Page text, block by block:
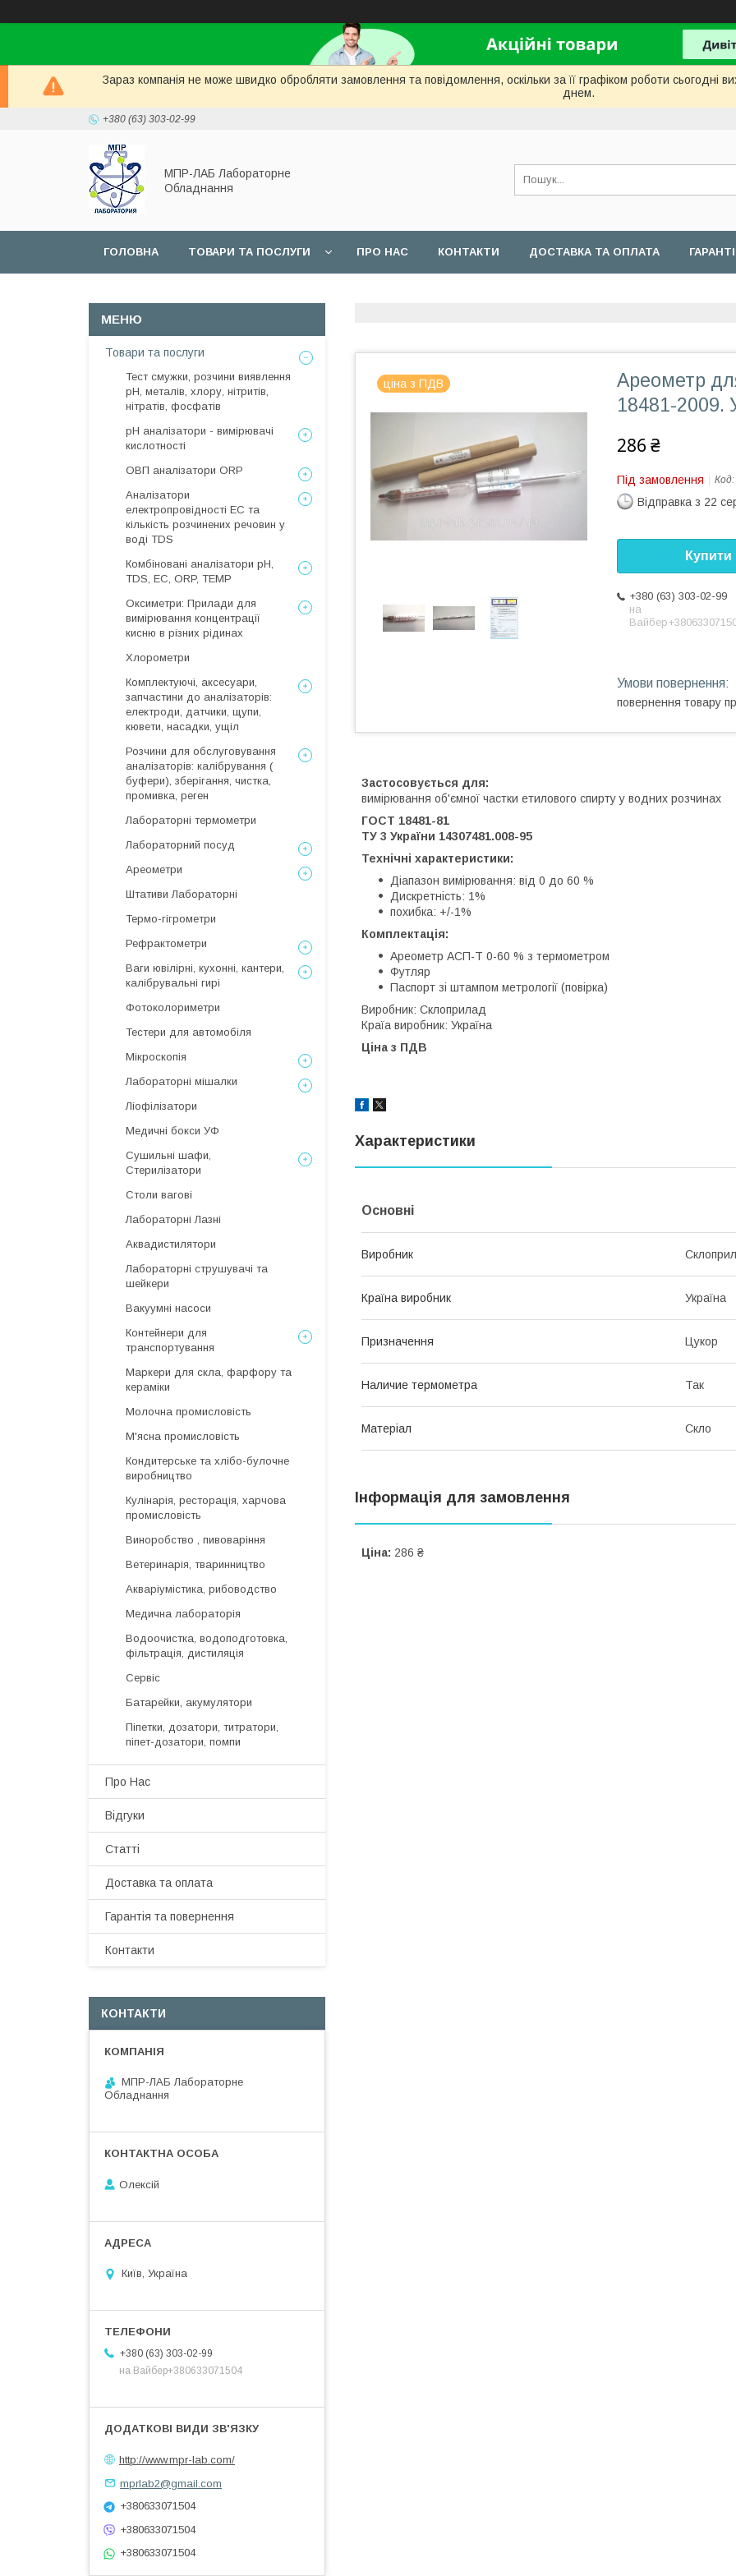
Зараз компанія не може швидко обробляти замовлення та повідомлення, оскільки за її графіком роботи
днем.
+380 (63) 303-02-99
МПР-ЛАБ Лабораторне
Обладнання
ГОЛОВНА ТОВАРИ ТА ПОСЛУГИ ПРО НАС КОНТАКТИ ДОСТАВКА ТА ОПЛАТА
ціна з ПДВ
Ареометр
18481-2009.
286 ₴
Під замовлення Код:
Відправка з 22
Купити
+380 (63) 303-02-99
на
повернення товару
Застосовується для:
вимірювання об'ємної частки етилового спирту у водних розчинах
ГОСТ 18481-81
ТУ 3 України 14307481.008-95
Технічні характеристики:
Діапазон вимірювання: від 0 до 60 %
Дискретність: 1%
похибка: +/-1%
Комплектація:
Ареометр АСП-Т 0-60 % з термометром
Футляр
Паспорт зі штампом метрології (повірка)
Виробник: Склоприлад
Країа виробник: Україна
Ціна з ПДВ
Характеристики
Основні
Виробник
Країна виробник Україна
Призначення Цукор
Наличие термометра Так
Матеріал Скло
Інформація для замовлення
Ціна: 286 ₴
Товари та послуги
Тест смужки, розчини виявлення
рН, металів, хлору, нітритів,
нітратів, фосфатів
рН аналізатори - вимірювачі
кислотності
ОВП аналізатори ORP
Аналізатори
електропровідності EC та
кількість розчинених речовин у
воді TDS
Комбіновані аналізатори pH,
TDS, EC, ORP, TEMP
Оксиметри: Прилади для
вимірювання концентрації
кисню в різних рідинах
Хлорометри
Комплектуючі, аксесуари,
запчастини до аналізаторів:
електроди, датчики, щупи,
кювети, насадки, ущіл
Розчини для обслуговування
аналізаторів: калібрування (
буфери), зберігання, чистка,
промивка, реген
Лабораторні термометри
Лабораторний посуд
Ареометри
Штативи Лабораторні
Термо-гігрометри
Рефрактометри
Ваги ювілірні, кухонні, кантери,
калібрувальні гирі
Фотоколориметри
Тестери для автомобіля
Мікроскопія
Лабораторні мішалки
Ліофілізатори
Медичні бокси УФ
Сушильні шафи,
Стерилізатори
Столи вагові
Лабораторні Лазні
Аквадистилятори
Лабораторні струшувачі та
шейкери
Вакуумні насоси
Контейнери для
транспортування
Маркери для скла, фарфору та
кераміки
Молочна промисловість
М'ясна промисловість
Кондитерське та хлібо-булочне
виробництво
Кулінарія, ресторація, харчова
промисловість
Виноробство , пивоваріння
Ветеринарія, тваринництво
Акваріумістика, рибоводство
Медична лабораторія
Водоочистка, водоподготовка,
фільтрація, дистиляція
Сервіс
Батарейки, акумулятори
Піпетки, дозатори, титратори,
піпет-дозатори, помпи
Про Нас
Відгуки
Статті
Доставка та оплата
Гарантія та повернення
Контакти
КОНТАКТИ
МПР-ЛАБ Лабораторне
Обладнання
Олексій
Київ, Україна
+380 (63) 303-02-99
на Вайбер+380633071504
http://www.mpr-lab.com/
mprlab2@gmail.com
+380633071504
+380633071504
+380633071504